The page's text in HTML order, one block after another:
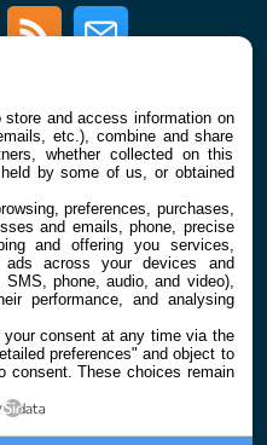
InstagramRSS Newsletter
PROPOS
La rédaction
store and access information on
etc.), combine and share
whether collected on this
by some of us, or obtained
preferences, purchases,
and emails, phone, precise
and offering you services,
ads across your devices and
phone, audio, and video),
performance, and analysing
consent at any time via the
preferences" and object to
consent. These choices remain